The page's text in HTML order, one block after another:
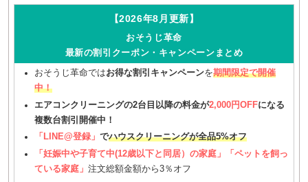
【2026年8月更新】
おそうじ革命
最新の割引クーポン・キャンペーンまとめ
おそうじ革命ではお得な割引キャンペーンを期間限定で開催
中！
エアコンクリーニングの2台目以降の料金が2,000円OFFになる
複数台割引開催中！
「LINE@登録」 でハウスクリーニングが全品5%オフ
「妊娠中や子育て中(12歳以下と同居）の家庭」「ペットを飼っ
ている家庭」 注文総額金額から3％オフ